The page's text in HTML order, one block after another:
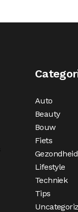
Auto
Beauty
Bouw
Fiets
Gezondheid
Lifestyle
Techniek
Tips